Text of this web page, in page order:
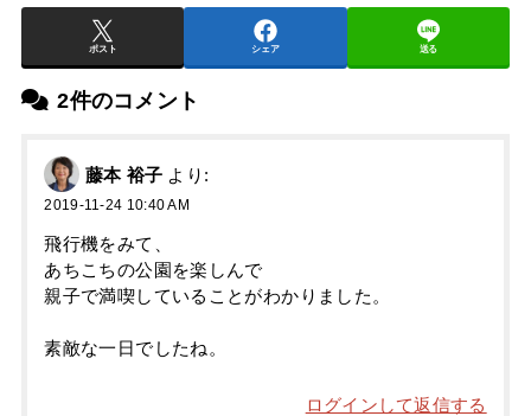
ポスト シェア 送る
2件のコメント
藤本 裕子 より:
2019-11-24 10:40 AM
飛行機をみて、
あちこちの公園を楽しんで
親子で満喫していることがわかりました。
素敵な一日でしたね。
ログインして返信する